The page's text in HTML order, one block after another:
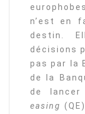
n’est en
destin.
décisions
pas par la
de la
de
easing